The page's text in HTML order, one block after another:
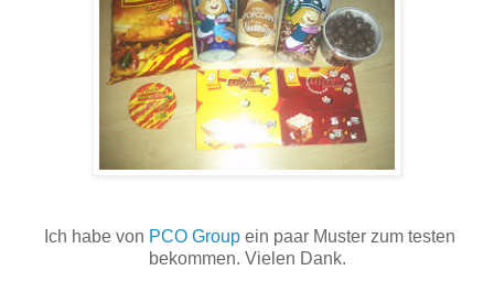
Ich habe von PCO Groupein paar Muster zum testen
bekommen. Vielen Dank.